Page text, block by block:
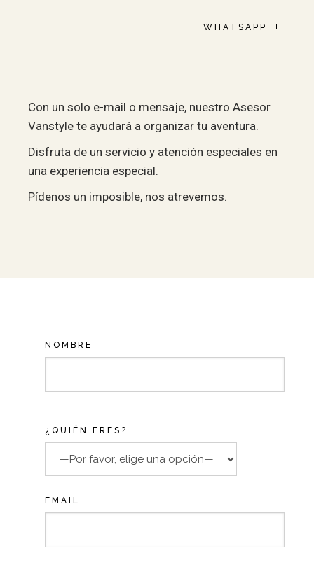
WHATSAPP
Con un solo e-mail o mensaje, nuestro Asesor
Vanstyle te ayudará a organizar tu aventura.
Disfruta de un servicio y atención especiales en
una experiencia especial.
Pídenos un imposible, nos atrevemos.
NOMBRE
¿QUIÉN ERES?
EMAIL